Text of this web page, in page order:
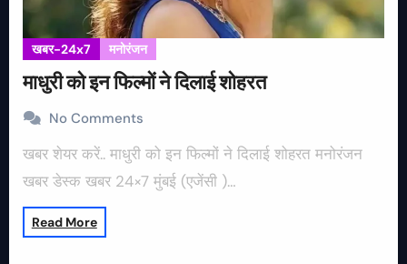
खबर-24x7 मनोरंजन
माधुरी को इन फिल्मों ने दिलाई शोहरत
No Comments
खबर शेयर करें.. माधुरी को इन फिल्मों ने दिलाई शोहरत मनोरंजन
खबर डेस्क खबर 24×7 मुंबई (एजेंसी )…
Read More